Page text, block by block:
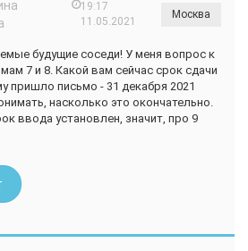
19:17
11.05.2021
Москва
будущие соседи! У меня вопрос к
7 и 8. Какой вам сейчас срок сдачи
пришло письмо - 31 декабря 2021
насколько это окончательно.
ввода установлен, значит, про 9